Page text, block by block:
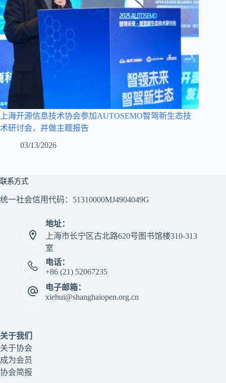
上海开源信息技术协会参加AUTOSEMO智驾新生态技
术研讨会，并做主题报告
03/13/2026
联系方式
统一社会信用代码：51310000MJ4904049G
地址：
上海市长宁区古北路620号图书馆楼310-313
室
电话：
+86 (21) 52067235
电子邮箱：
xiehui@shanghaiopen.org.cn
关于我们
关于协会
成为会员
协会简报